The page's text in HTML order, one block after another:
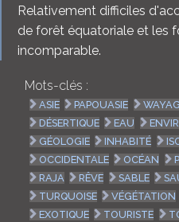
Relativement difficiles
de forêt équatoriale et les
incomparable.
Mots-clés :
ASIE PAPOUASIE WAYAG
DÉSERTIQUE
EAU
GÉOLOGIE
INHABITÉ
OCCIDENTALE
OCÉAN
RAJA
RÊVE SABLE
TURQUOISE
VÉGÉTATION
EXOTIQUE
TOURISTE